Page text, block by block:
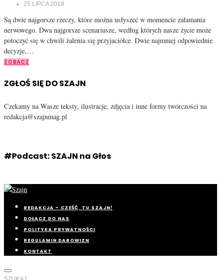
25 LIPCA 2019
Są dwie najgorsze rzeczy, które można usłyszeć w momencie załamania
nerwowego. Dwa najgorsze scenariusze, według których nasze życie może
potoczyć się w chwili żalenia się przyjaciółce. Dwie najmniej odpowiednie
decyzje,…
ZOBACZ
ZGŁOŚ SIĘ DO SZAJN
Czekamy na Wasze teksty, ilustracje, zdjęcia i inne formy twórczości na
redakcja@szajnmag.pl
#Podcast: SZAJN na Głos
REDAKCJA – CZEŚĆ, TU SZAJN!
DOŁĄCZ DO NAS
POLITYKA PRYWATNOŚCI
REGULAMIN DAROWIZN
KONTAKT